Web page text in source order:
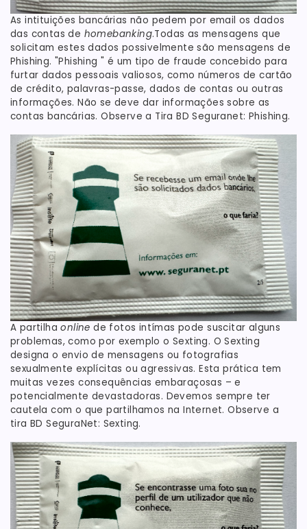
As intituições bancárias não pedem por email os dados
das contas de homebanking.Todas as mensagens que
solicitam estes dados possivelmente são mensagens de
Phishing. "Phishing " é um tipo de fraude concebido para
furtar dados pessoais valiosos, como números de cartão
de crédito, palavras-passe, dados de contas ou outras
informações. Não se deve dar informações sobre as
contas bancárias. Observe a Tira BD Seguranet: Phishing.
A partilhaonline de fotos intímas pode suscitar alguns
problemas, como por exemplo o Sexting. O Sexting
designa o envio de mensagens ou fotografias
sexualmente explícitas ou agressivas. Esta prática tem
muitas vezes consequências embaraçosas – e
potencialmente devastadoras. Devemos sempre ter
cautela com o que partilhamos na Internet. Observe a
tira BD SeguraNet: Sexting.